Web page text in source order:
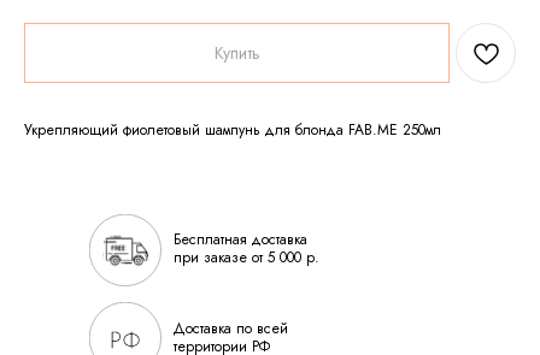
Купить
Укрепляющий фиолетовый шампунь для блонда FAB.ME 250мл
Доставка по всей
территории РФ
Бесплатная доставка
при заказе от 5 000 р.